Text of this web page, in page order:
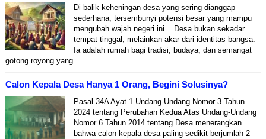
Di balik keheningan desa yang sering dianggap
sederhana, tersembunyi potensi besar yang mampu
mengubah wajah negeri ini. Desa bukan sekadar
tempat tinggal, melainkan akar dari identitas bangsa.
Ia adalah rumah bagi tradisi, budaya, dan semangat
gotong royong yang...
Calon Kepala Desa Hanya 1 Orang, Begini Solusinya?
Pasal 34A Ayat 1 Undang-Undang Nomor 3 Tahun
2024 tentang Perubahan Kedua Atas Undang-Undang
Nomor 6 Tahun 2014 tentang Desa menerangkan
bahwa calon kepala desa paling sedikit berjumlah 2